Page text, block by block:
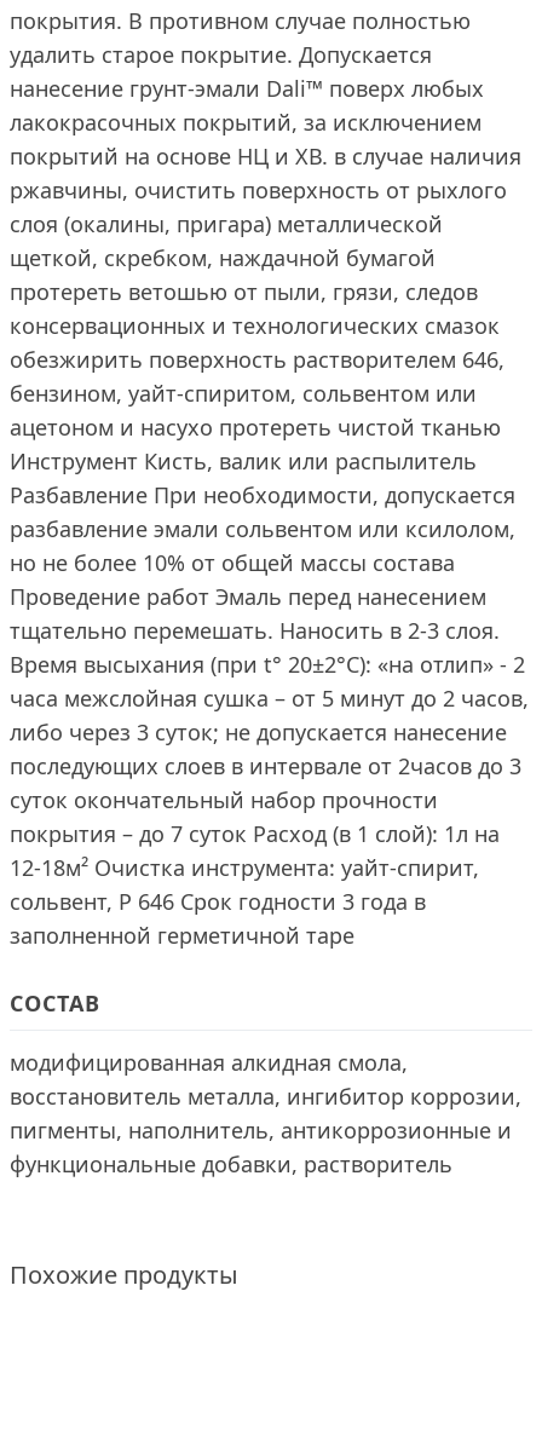
покрытия. В противном случае полностью
удалить старое покрытие. Допускается
нанесение грунт-эмали Dali™ поверх любых
лакокрасочных покрытий, за исключением
покрытий на основе НЦ и ХВ. в случае наличия
ржавчины, очистить поверхность от рыхлого
слоя (окалины, пригара) металлической
щеткой, скребком, наждачной бумагой
протереть ветошью от пыли, грязи, следов
консервационных и технологических смазок
обезжирить поверхность растворителем 646,
бензином, уайт-спиритом, сольвентом или
ацетоном и насухо протереть чистой тканью
Инструмент Кисть, валик или распылитель
Разбавление При необходимости, допускается
разбавление эмали сольвентом или ксилолом,
но не более 10% от общей массы состава
Проведение работ Эмаль перед нанесением
тщательно перемешать. Наносить в 2-3 слоя.
Время высыхания (при t° 20±2°С): «на отлип» - 2
часа межслойная сушка – от 5 минут до 2 часов,
либо через 3 суток; не допускается нанесение
последующих слоев в интервале от 2часов до 3
суток окончательный набор прочности
покрытия – до 7 суток Расход (в 1 слой): 1л на
12-18м² Очистка инструмента: уайт-спирит,
сольвент, Р 646 Срок годности 3 года в
заполненной герметичной таре
СОСТАВ
модифицированная алкидная смола,
восстановитель металла, ингибитор коррозии,
пигменты, наполнитель, антикоррозионные и
функциональные добавки, растворитель
Похожие продукты